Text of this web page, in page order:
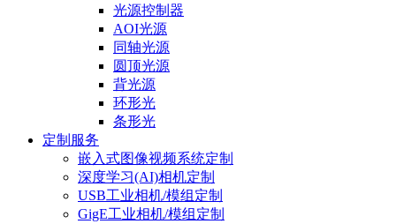
光源控制器
AOI光源
同轴光源
圆顶光源
背光源
环形光
条形光
定制服务
嵌入式图像视频系统定制
深度学习(AI)相机定制
USB工业相机/模组定制
GigE工业相机/模组定制